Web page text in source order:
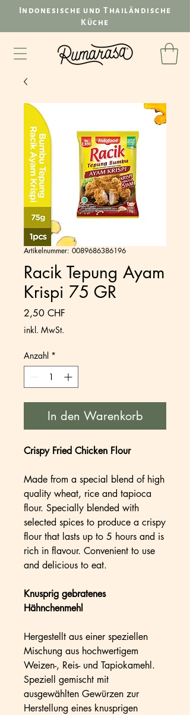
Indonesische und Thailändische
Küche
Artikelnummer: 0089686386196
Racik Tepung Ayam
Krispi 75 GR
2,50 CHF
inkl. MwSt.
Anzahl *
In den Warenkorb
Crispy Fried Chicken Flour
Made from a special blend of high
quality wheat, rice and tapioca
flour. Specially blended with
selected spices to produce a crispy
flour that lasts up to 5 hours and is
rich in flavour. Convenient to use
and delicious to eat.
Knusprig gebratenes
Hähnchenmehl
Hergestellt aus einer speziellen
Mischung aus hochwertigem
Weizen-, Reis- und Tapiokamehl.
Speziell gemischt mit
ausgewählten Gewürzen zur
Herstellung eines knusprigen